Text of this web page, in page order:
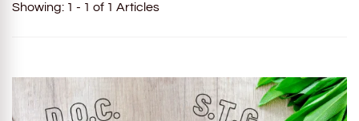
Showing: 1 - 1 of 1 Articles